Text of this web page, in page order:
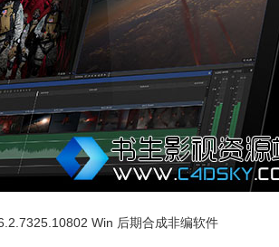
Win 后期合成非编软件